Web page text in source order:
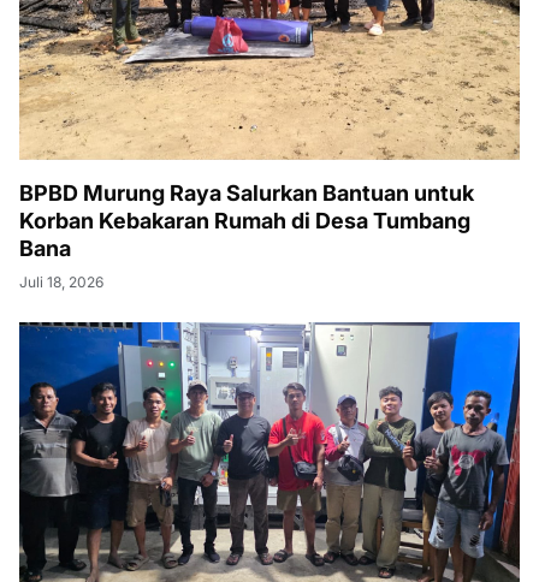
BPBD Murung Raya Salurkan Bantuan untuk
Korban Kebakaran Rumah di Desa Tumbang
Bana
Juli 18, 2026